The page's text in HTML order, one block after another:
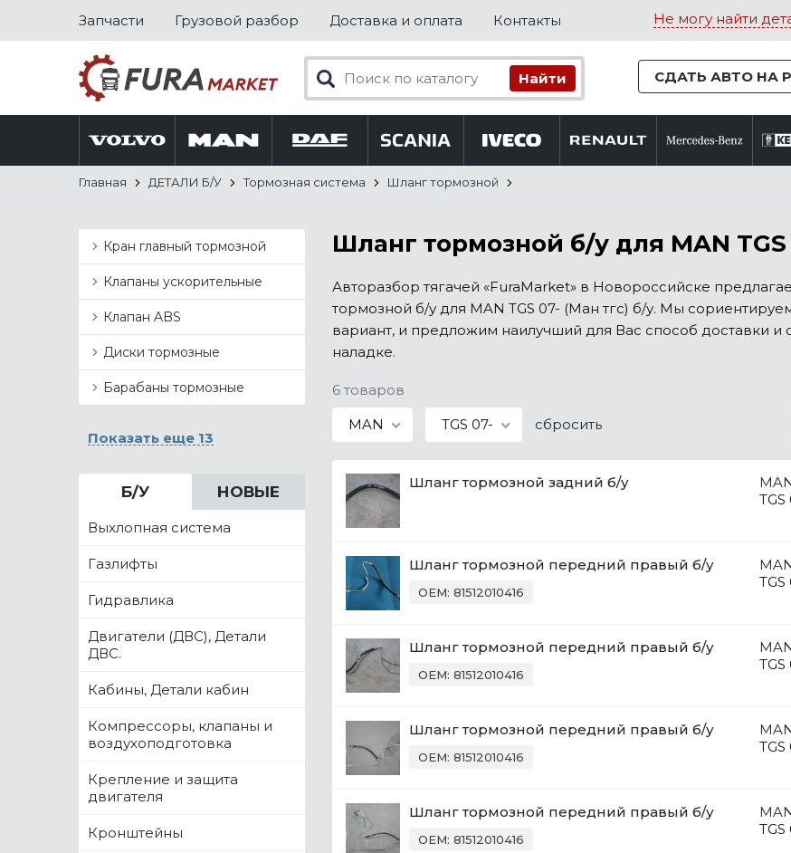
Запчасти Грузовой разбор Доставка и оплата Контакты Не могу найти
СДАТЬ АВТО НА
Главная ДЕТАЛИ Б/У Тормозная система Шланг тормозной
Кран главный тормозной
Клапаны ускорительные
Клапан ABS
Диски тормозные
Барабаны тормозные
Показать еще 13
Б/У НОВЫЕ
Выхлопная система
Газлифты
Гидравлика
Двигатели (ДВС), Детали
ДВС.
Кабины, Детали кабин
Компрессоры, клапаны и
воздухоподготовка
Крепление и защита
двигателя
Кронштейны
Шланг тормозной б/у для MAN TGS
Авторазбор тягачей «FuraMarket» в Новороссийске
тормозной б/у для MAN TGS 07- (Ман тгс) б/у. Мы
вариант, и предложим наилучший для Вас способ доставки и
наладке.
6 товаров
MAN
TGS 07- сбросить
Шланг тормозной задний б/у
TGS
Шланг тормозной передний правый б/у
OEM: 81512010416
TGS
Шланг тормозной передний правый б/у
OEM: 81512010416
TGS
Шланг тормозной передний правый б/у
OEM: 81512010416
TGS
Шланг тормозной передний правый б/у
OEM: 81512010416
TGS